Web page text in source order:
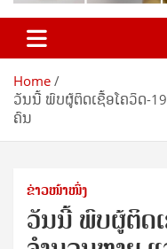
Home
ວັນນີ້ ພົບຜູ້ຕິດເຊື້ອໂຄວິດ-
ຄົນ
ຂ່າວໜ້າໜຶ່ງ
ວັນນີ້ ພົບຜູ້ຕິດ